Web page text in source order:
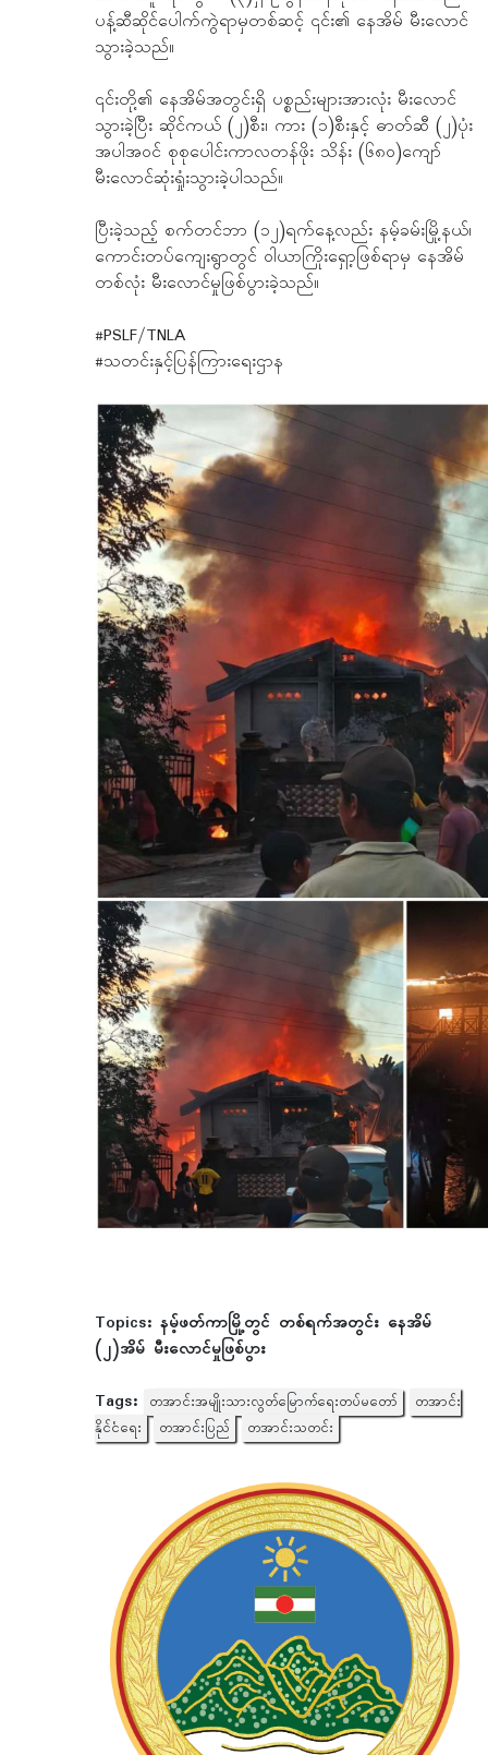
ပန့်ဆီဆိုင်ပေါက်ကွဲရာမှတစ်ဆင့် ၎င်း၏ နေအိမ် မီးလောင်
သွားခဲ့သည်။
၎င်းတို့၏ နေအိမ်အတွင်းရှိ ပစ္စည်းများအားလုံး မီးလောင်
သွားခဲ့ပြီး ဆိုင်ကယ် (၂)စီး၊ ကား (၁)စီးနှင့် ဓာတ်ဆီ (၂)ပုံး
အပါအဝင် စုစုပေါင်းကာလတန်ဖိုး သိန်း (၆၈၀)ကျော်
မီးလောင်ဆုံးရှုံးသွားခဲ့ပါသည်။
ပြီးခဲ့သည့် စက်တင်ဘာ (၁၂)ရက်နေ့လည်း နမ့်ခမ်းမြို့နယ်၊
ကောင်းတပ်ကျေးရွာတွင် ဝါယာကြိုးရှော့ဖြစ်ရာမှ နေအိမ်
တစ်လုံး မီးလောင်မှုဖြစ်ပွားခဲ့သည်။
#PSLF/TNLA
#သတင်းနှင့်ပြန်ကြားရေးဌာန
Topics:နမ့်ဖတ်ကာမြို့တွင် တစ်ရက်အတွင်း နေအိမ်
(၂)အိမ် မီးလောင်မှုဖြစ်ပွား
Tags:
တအာင်းအမျိုးသားလွတ်မြောက်ရေးတပ်မတော်
တအာင်း
နိုင်ငံရေး
တအာင်းပြည် တအာင်းသတင်း